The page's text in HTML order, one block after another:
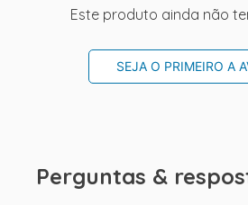
Este produto ainda não
SEJA O PRIMEIRO A
Perguntas &